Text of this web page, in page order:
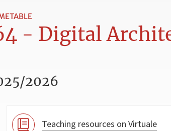
- Digital
2026
Teaching resources on Virtuale